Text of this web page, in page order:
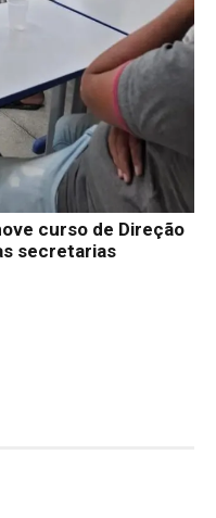
curso de Direção
secretarias